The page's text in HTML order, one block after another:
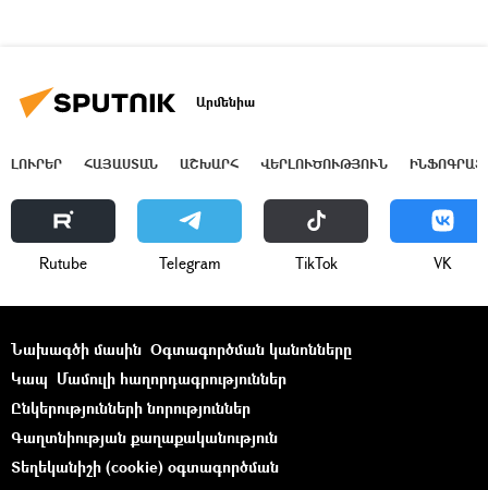
Արմենիա
ԼՈՒՐԵՐ ՀԱՅԱՍՏԱՆ ԱՇԽԱՐՀ ՎԵՐԼՈՒԾՈՒԹՅՈՒՆ
Rutube Telegram ТikТоk VK
Նախագծի մասին Օգտագործման կանոնները
Կապ Մամուլի հաղորդագրություններ
Ընկերությունների նորություններ
Գաղտնիության քաղաքականություն
Տեղեկանիշի (cookie) օգտագործման